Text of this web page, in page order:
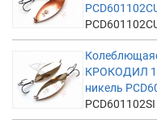
КРОКОДИЛ
никель
PCD601102SI